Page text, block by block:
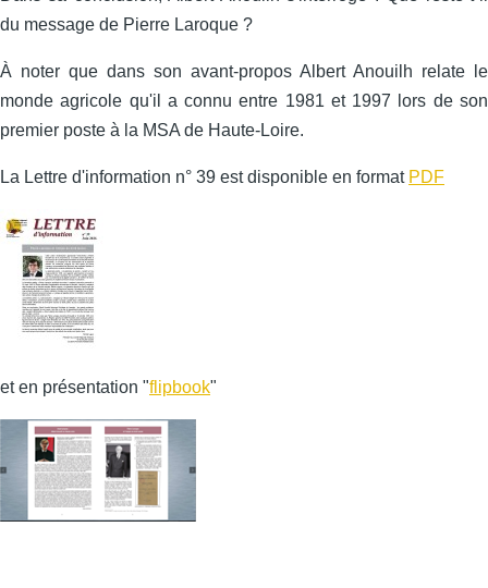
du message de Pierre Laroque ?
À noter que dans son avant-propos Albert Anouilh relate le
monde agricole qu'il a connu entre 1981 et 1997 lors de son
premier poste à la MSA de Haute-Loire.
La Lettre d'information n° 39 est disponible en format PDF
et en présentation "flipbook"